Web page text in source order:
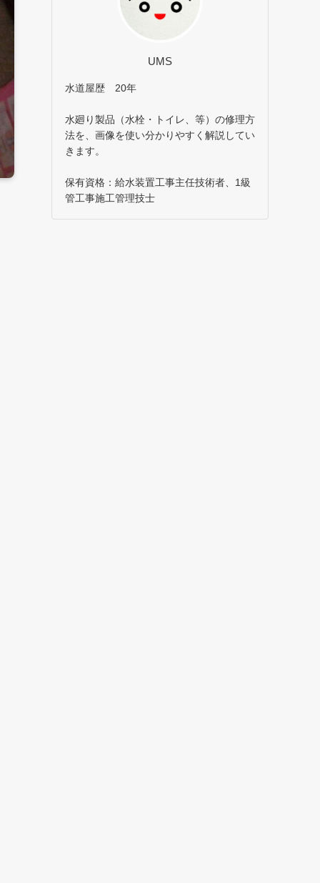
UMS
水道屋歴 20年
水廻り製品（水栓・トイレ、等）の修理方
法を、画像を使い分かりやすく解説してい
きます。
保有資格：給水装置工事主任技術者、1級
管工事施工管理技士